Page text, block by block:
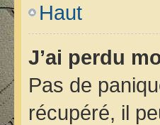
Haut
J’ai perdu
Pas de
récupéré, il